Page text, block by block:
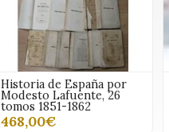
Historia de España por
Modesto Lafuente, 26
tomos 1851-1862
468,00€